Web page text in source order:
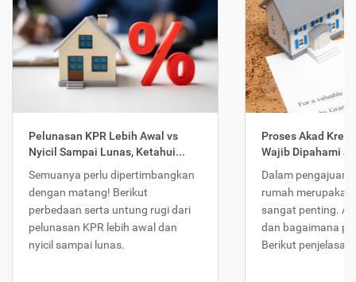
Pelunasan KPR Lebih Awal vs
Nyicil Sampai Lunas, Ketahui...
Semuanya perlu dipertimbangkan
dengan matang! Berikut
perbedaan serta untung rugi dari
pelunasan KPR lebih awal dan
nyicil sampai lunas.
Proses Akad
Wajib Dipahami
Dalam pengajuan
rumah
sangat penting.
dan bagaimana
Berikut